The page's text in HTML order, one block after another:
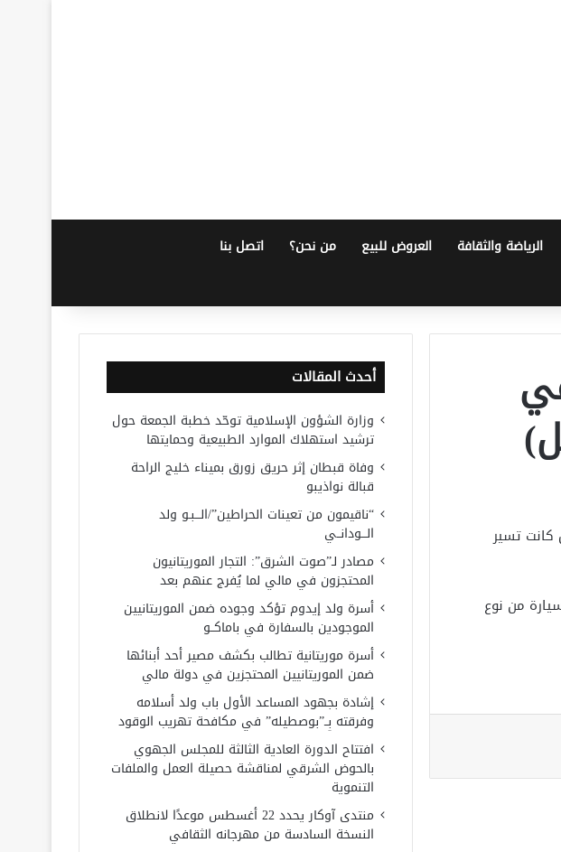
الرياضة والثقافة العروض للبيع من نحن؟ اتصل بنا
تسير
من نوع
أحدث المقالات
وزارة الشؤون الإسلامية توحّد خطبة الجمعة حول
ترشيد استهلاك الموارد الطبيعية وحمايتها
وفاة قبطان إثر حريق زورق بميناء خليج الراحة
قبالة نواذيبو
“ناقيمون من تعينات الحراطين”/الـــبـو ولد
الـــودانــي
مصادر لـ”صوت الشرق”: التجار الموريتانيون
المحتجزون في مالي لما يُفرج عنهم بعد
أسرة ولد إيدوم تؤكد وجوده ضمن الموريتانيين
الموجودين بالسفارة في باماكــو
أسرة موريتانية تطالب بكشف مصير أحد أبنائها
ضمن الموريتانيين المحتجزين في دولة مالي
إشادة بجهود المساعد الأول باب ولد أسلامه
وفرقته بِــ”بوصطيله” في مكافحة تهريب الوقود
افتتاح الدورة العادية الثالثة للمجلس الجهوي
بالحوض الشرقي لمناقشة حصيلة العمل والملفات
التنموية
منتدى آوكار يحدد 22 أغسطس موعدًا لانطلاق
النسخة السادسة من مهرجانه الثقافي